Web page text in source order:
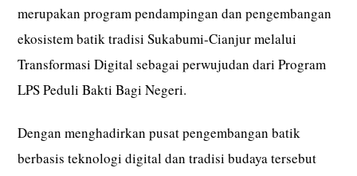
merupakan program pendampingan dan pengembangan
ekosistem batik tradisi Sukabumi-Cianjur melalui
Transformasi Digital sebagai perwujudan dari Program
LPS Peduli Bakti Bagi Negeri.
Dengan menghadirkan pusat pengembangan batik
berbasis teknologi digital dan tradisi budaya tersebut